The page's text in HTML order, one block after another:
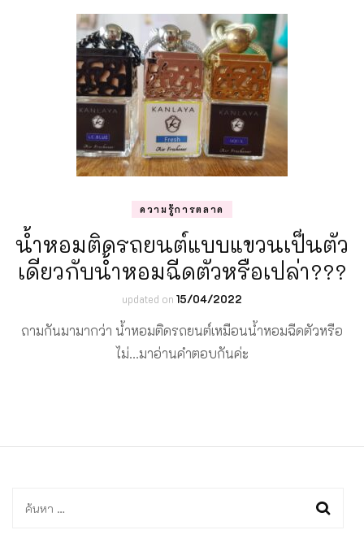
ความรู้การตลาด
น้ำหอมติดรถยนต์แบบแขวนเป็นตัว
เดียวกับน้ำหอมฉีดตัวหรือเปล่า???
updated on 15/04/2022
ถามกันมามากว่า น้ำหอมติดรถยนต์เหมือนน้ำหอมฉีดตัวหรือ
ไม่…มาอ่านคำตอบกันค่ะ
ค้นหา